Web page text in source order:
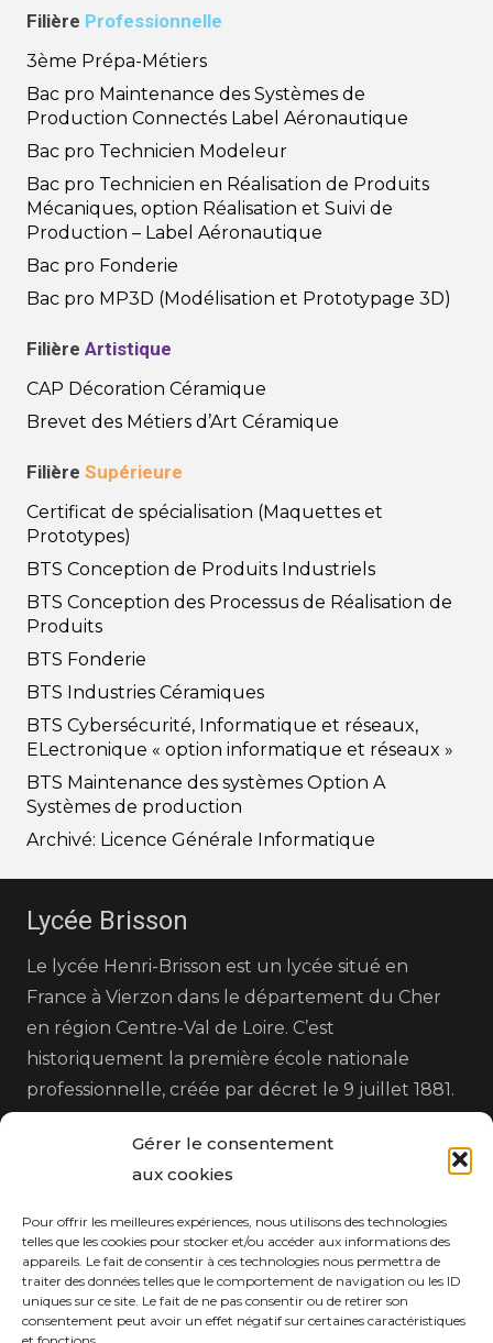
Gérer le consentement
aux cookies
Pour offrir les meilleures expériences, nous utilisons des technologies
telles que les cookies pour stocker et/ou accéder aux informations des
appareils. Le fait de consentir à ces technologies nous permettra de
traiter des données telles que le comportement de navigation ou les ID
uniques sur ce site. Le fait de ne pas consentir ou de retirer son
consentement peut avoir un effet négatif sur certaines caractéristiques
Filière Professionnelle
3ème Prépa-Métiers
Bac pro Maintenance des Systèmes de
Production Connectés Label Aéronautique
Bac pro Technicien Modeleur
Bac pro Technicien en Réalisation de Produits
Mécaniques, option Réalisation et Suivi de
Production – Label Aéronautique
Bac pro Fonderie
Bac pro MP3D (Modélisation et Prototypage 3D)
Filière Artistique
CAP Décoration Céramique
Brevet des Métiers d’Art Céramique
Filière Supérieure
Certificat de spécialisation (Maquettes et
Prototypes)
BTS Conception de Produits Industriels
BTS Conception des Processus de Réalisation de
Produits
BTS Fonderie
BTS Industries Céramiques
BTS Cybersécurité, Informatique et réseaux,
ELectronique « option informatique et réseaux »
BTS Maintenance des systèmes Option A
Systèmes de production
Archivé: Licence Générale Informatique
Lycée Brisson
Le lycée Henri-Brisson est un lycée situé en
France à Vierzon dans le département du Cher
en région Centre-Val de Loire. C’est
historiquement la première école nationale
professionnelle, créée par décret le 9 juillet 1881.
Nos Coordonnées